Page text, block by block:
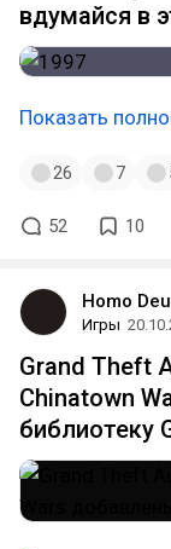
вдумайся в
Показать
26 7
52 10
Homo
Игры
Grand Theft
Chinatown
библиотеку